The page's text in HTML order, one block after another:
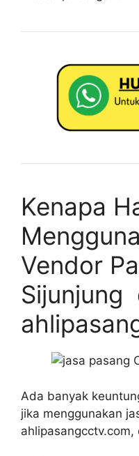
Kenapa
Vendor
Sijunjung
Ada banyak
jika menggunakan